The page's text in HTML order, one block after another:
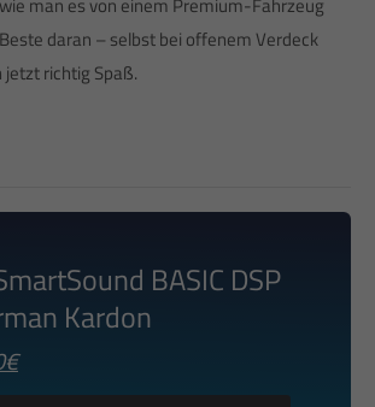
daran – selbst bei offenem Verdeck
richtig Spaß.
BASIC DSP
Kardon